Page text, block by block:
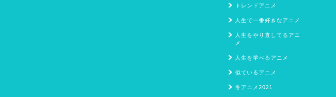
トレンドアニメ
人生で一番好きなアニメ
人生をやり直してるアニ
メ
人生を学べるアニメ
似ているアニメ
冬アニメ2021